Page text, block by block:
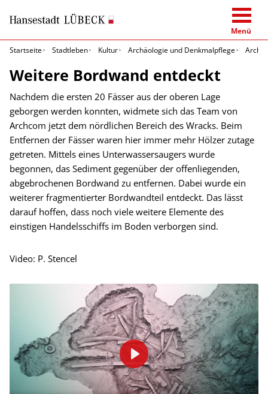
Menü
Startseite
Stadtleben Kultur Archäologie und Denkmalpflege
Weitere Bordwand entdeckt
Nachdem die ersten 20 Fässer aus der oberen Lage
geborgen werden konnten, widmete sich das Team von
Archcom jetzt dem nördlichen Bereich des Wracks. Beim
Entfernen der Fässer waren hier immer mehr Hölzer zutage
getreten. Mittels eines Unterwassersaugers wurde
begonnen, das Sediment gegenüber der offenliegenden,
abgebrochenen Bordwand zu entfernen. Dabei wurde ein
weiterer fragmentierter Bordwandteil entdeckt. Das lässt
darauf hoffen, dass noch viele weitere Elemente des
einstigen Handelsschiffs im Boden verborgen sind.
Video: P. Stencel